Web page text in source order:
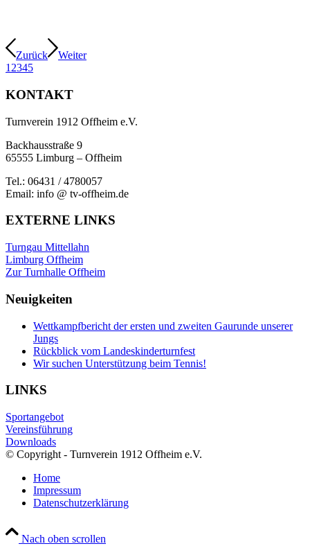
Zurück
Weiter
1 2345
KONTAKT
Turnverein 1912 Offheim e.V.
Backhausstraße 9
65555 Limburg – Offheim
Tel.: 06431 / 4780057
Email: info @ tv-offheim.de
EXTERNE LINKS
Turngau Mittellahn
Limburg Offheim
Zur Turnhalle Offheim
Neuigkeiten
Wettkampfbericht der ersten und zweiten Gaurunde unserer
Jungs
Rückblick vom Landeskinderturnfest
Wir suchen Unterstützung beim Tennis!
LINKS
Sportangebot
Vereinsführung
Downloads
© Copyright - Turnverein 1912 Offheim e.V.
Home
Impressum
Datenschutzerklärung
Nach oben scrollen